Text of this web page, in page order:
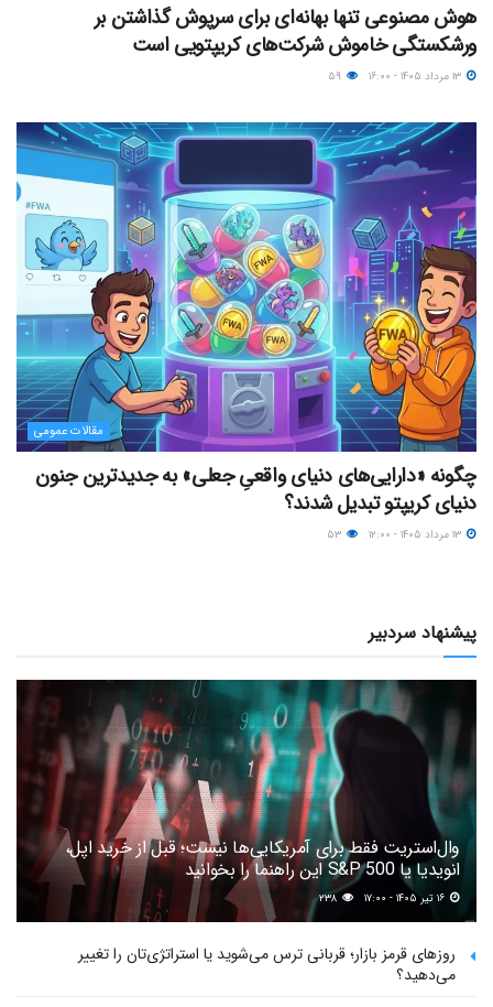
هوش مصنوعی تنها بهانه‌ای برای سرپوش گذاشتن بر
ورشکستگی خاموش شرکت‌های کریپتویی است
مقالات عمومی
چگونه «دارایی‌های دنیای واقعیِ جعلی» به جدیدترین جنون
دنیای کریپتو تبدیل شدند؟
پیشنهاد سردبیر
وال‌استریت فقط برای آمریکایی‌ها نیست؛ قبل از خرید اپل،
انویدیا یا S&P 500 این راهنما را بخوانید
۲۳۸
روزهای قرمز بازار؛ قربانی ترس می‌شوید یا استراتژی‌تان را تغییر
می‌دهید؟